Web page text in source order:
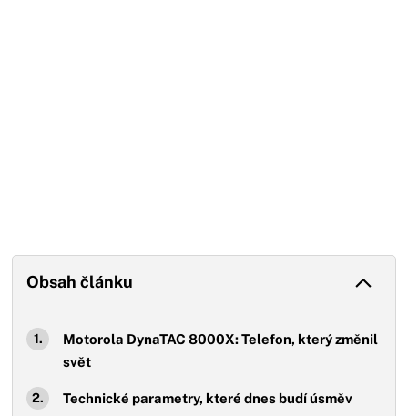
Obsah článku
Motorola DynaTAC 8000X: Telefon, který změnil
svět
Technické parametry, které dnes budí úsměv